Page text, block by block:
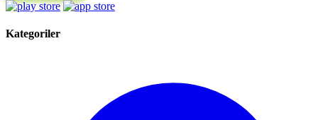
Kategoriler